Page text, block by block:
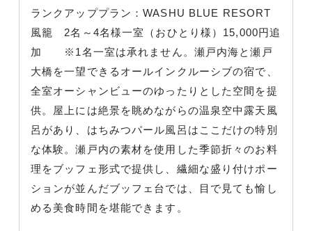
ランクアッププラン：WASHU BLUE RESORT
風籠 2名～4名様一室（おひとり様）15,000円追
加 ※1名一室は承れません。瀬戸内海と瀬戸
大橋を一望できるオールインクルーシブの宿で、
全室オーシャンビューのゆったりとした空間を提
供。屋上には絶景を眺めながらの温泉空中露天風
呂があり、はちみつパール風呂はここだけの特別
な体験。瀬戸内の素材を使用した季節折々のお料
理をブッフェ形式で提供し、繊細な盛り付けポー
ションが並んだブッフェ台では、目で見ても愉し
める美食時間を堪能できます。